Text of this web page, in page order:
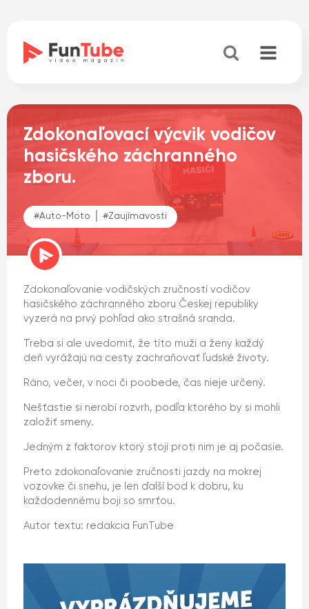
Zdokonaľovací výcvik vodičov
hasičského záchranného
zboru.
#Auto-Moto │ #Zaujímavosti
Zdokonaľovanie vodičských zručností vodičov
hasičského záchranného zboru Českej republiky
vyzerá na prvý pohľad ako strašná sranda.
Treba si ale uvedomiť, že títo muži a ženy každý
deň vyrážajú na cesty zachraňovať ľudské životy.
Ráno, večer, v noci či poobede, čas nieje určený.
Nešťastie si nerobí rozvrh, podľa ktorého by si mohli
založiť smeny.
Jedným z faktorov ktorý stojí proti nim je aj počasie.
Preto zdokonaľovanie zručnosti jazdy na mokrej
vozovke či snehu, je len ďalší bod k dobru, ku
každodennému boji so smrťou.
Autor textu: redakcia FunTube